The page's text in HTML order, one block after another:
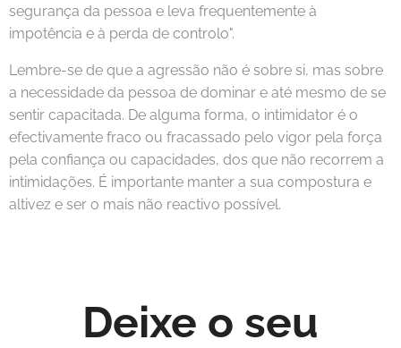
segurança da pessoa e leva frequentemente à
impotência e à perda de controlo".
Lembre-se de que a agressão não é sobre si, mas sobre
a necessidade da pessoa de dominar e até mesmo de se
sentir capacitada. De alguma forma, o intimidator é o
efectivamente fraco ou fracassado pelo vigor pela força
pela confiança ou capacidades, dos que não recorrem a
intimidações. É importante manter a sua compostura e
altivez e ser o mais não reactivo possível.
Deixe o seu